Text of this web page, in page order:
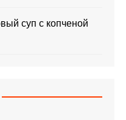
суп с копченой